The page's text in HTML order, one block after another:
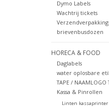
Dymo Labels
Wachtrij tickets
brievenbusdozen
HORECA & FOOD
Daglabels
water oplosbare
TAPE / NAAMLOGO
Kassa & Pinrollen
Linten kassaprinter